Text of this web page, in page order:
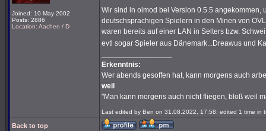
Joined: 10 May 2002
Posts: 2886
Location: Aachen / D
Wir sind in olmod bei Version 0.5.5 angekommen,
deutschsprachigen Spielern in den Minen von
waren bereits auf einer LAN in Selters bzw.
evtl sogar Spieler aus Dänemark...Dreawus und
Erkenntnis:
Wer abends gesoffen hat, kann morgens auch
weil
"Man kann morgens auch nicht fliegen, bloß weil
Last edited by Ben on 31.08.2022, 17:58; edited 1 time in
Back to top